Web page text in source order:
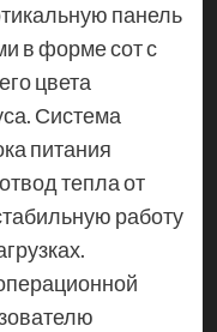
панель
в форме сот с
цвета
Система
питания
тепла от
работу